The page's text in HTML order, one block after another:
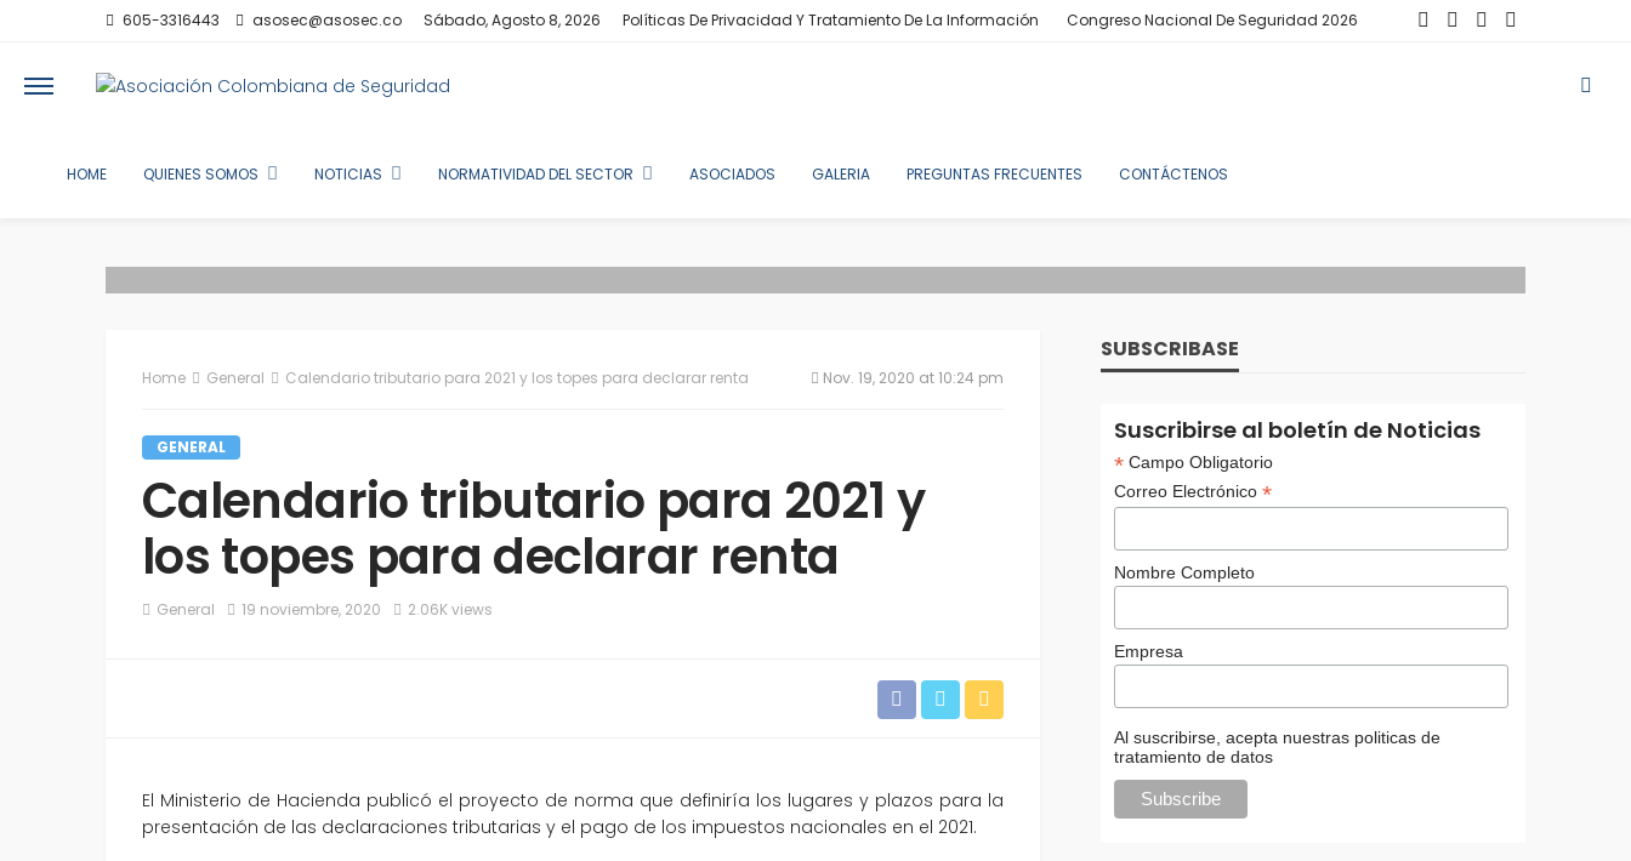
605-3316443 asosec@asosec.co Sábado, Agosto 8, 2026 Políticas De Privacidad Y Tratamiento De La Información Congreso Nacional De Seguridad 2026
HOME QUIENES SOMOS NOTICIAS NORMATIVIDAD DEL SECTOR ASOCIADOS GALERIA PREGUNTAS FRECUENTES CONTÁCTENOS
Home General Calendario tributario para 2021 y los topes para declarar renta Nov. 19, 2020 at 10:24 pm
GENERAL
Calendario tributario para 2021 y
los topes para declarar renta
General 19 noviembre, 2020 2.06K views
El Ministerio de Hacienda publicó el proyecto de norma que definiría los lugares y plazos para la
presentación de las declaraciones tributarias y el pago de los impuestos nacionales en el 2021.
SUBSCRIBASE
Suscribirse al boletín de Noticias
*Campo Obligatorio
Correo Electrónico *
Nombre Completo
Empresa
Al suscribirse, acepta nuestras politicas de
tratamiento de datos